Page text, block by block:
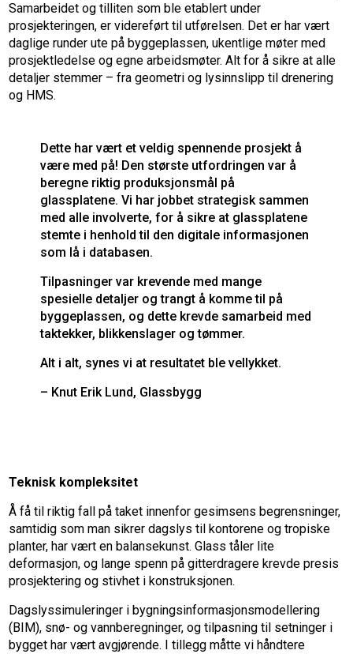
Samarbeidet og tilliten som ble etablert under
prosjekteringen, er videreført til utførelsen. Det er har vært
daglige runder ute på byggeplassen, ukentlige møter med
prosjektledelse og egne arbeidsmøter. Alt for å sikre at alle
detaljer stemmer – fra geometri og lysinnslipp til drenering
og HMS.
Dette har vært et veldig spennende prosjekt å
være med på! Den største utfordringen var å
beregne riktig produksjonsmål på
glassplatene. Vi har jobbet strategisk sammen
med alle involverte, for å sikre at glassplatene
stemte i henhold til den digitale informasjonen
som lå i databasen.
Tilpasninger var krevende med mange
spesielle detaljer og trangt å komme til på
byggeplassen, og dette krevde samarbeid med
taktekker, blikkenslager og tømmer.
Alt i alt, synes vi at resultatet ble vellykket.
– Knut Erik Lund, Glassbygg
Teknisk kompleksitet
Å få til riktig fall på taket innenfor gesimsens begrensninger,
samtidig som man sikrer dagslys til kontorene og tropiske
planter, har vært en balansekunst. Glass tåler lite
deformasjon, og lange spenn på gitterdragere krevde presis
prosjektering og stivhet i konstruksjonen.
Dagslyssimuleringer i bygningsinformasjonsmodellering
(BIM), snø- og vannberegninger, og tilpasning til setninger i
bygget har vært avgjørende. I tillegg måtte vi håndtere